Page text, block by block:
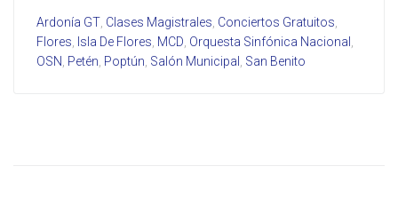
Ardonía GT, Clases Magistrales, Conciertos Gratuitos,
Flores, Isla De Flores, MCD, Orquesta Sinfónica Nacional ,
OSN, Petén, Poptún, Salón Municipal , San Benito